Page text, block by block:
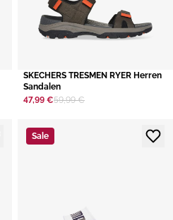
SKECHERS TRESMEN RYER Herren
Sandalen
47,99 €59,99 €
Sale